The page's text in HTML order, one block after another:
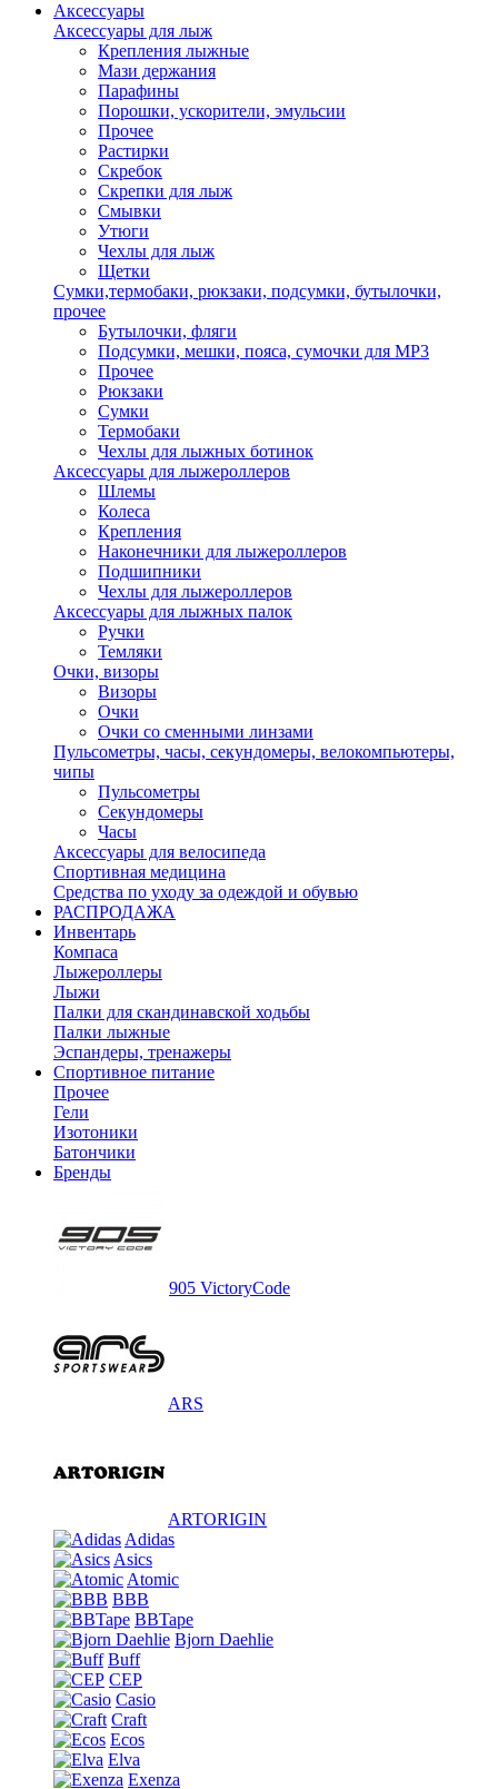
Аксессуары
Аксессуары для лыж
Крепления лыжные
Мази держания
Парафины
Порошки, ускорители, эмульсии
Прочее
Растирки
Скребок
Скрепки для лыж
Смывки
Утюги
Чехлы для лыж
Щетки
Сумки,термобаки, рюкзаки, подсумки, бутылочки,
прочее
Бутылочки, фляги
Подсумки, мешки, пояса, сумочки для MP3
Прочее
Рюкзаки
Сумки
Термобаки
Чехлы для лыжных ботинок
Аксессуары для лыжероллеров
Шлемы
Колеса
Крепления
Наконечники для лыжероллеров
Подшипники
Чехлы для лыжероллеров
Аксессуары для лыжных палок
Ручки
Темляки
Очки, визоры
Визоры
Очки
Очки со сменными линзами
Пульсометры, часы, секундомеры, велокомпьютеры,
чипы
Пульсометры
Секундомеры
Часы
Аксессуары для велосипеда
Спортивная медицина
Средства по уходу за одеждой и обувью
РАСПРОДАЖА
Инвентарь
Компаса
Лыжероллеры
Лыжи
Палки для скандинавской ходьбы
Палки лыжные
Эспандеры, тренажеры
Спортивное питание
Прочее
Гели
Изотоники
Батончики
Бренды
905 VictoryCode
ARS
ARTORIGIN
Adidas
Asics
Atomic
BBB
BBTape
Bjorn Daehlie
Buff
CEP
Casio
Craft
Ecos
Elva
Exenza